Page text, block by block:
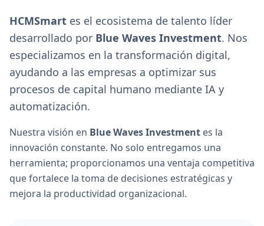
HCMSmart es el ecosistema de talento líder
desarrollado por Blue Waves Investment. Nos
especializamos en la transformación digital,
ayudando a las empresas a optimizar sus
procesos de capital humano mediante IA y
automatización.
Nuestra visión en Blue Waves Investment es la
innovación constante. No solo entregamos una
herramienta; proporcionamos una ventaja competitiva
que fortalece la toma de decisiones estratégicas y
mejora la productividad organizacional.